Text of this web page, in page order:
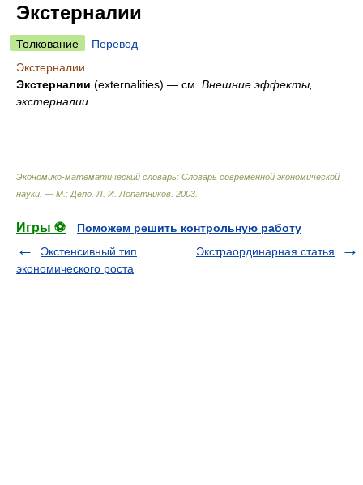
Экстерналии
Толкование
Перевод
Экстерналии
Экстерналии (externalities) — см. Внешние эффекты,
экстерналии
Экономико-математический словарь: Словарь современной экономической
науки. — М.: Дело Л. И. Лопатников 2003
Игры ⚽
Поможем решить контрольную работу
Экстенсивный тип
экономического роста
Экстраординарная статья